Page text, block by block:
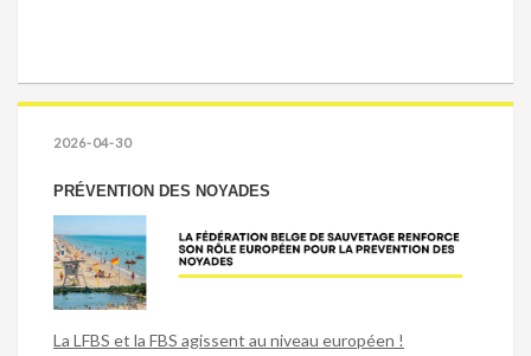
2026-04-30
PRÉVENTION DES NOYADES
La LFBS et la FBS agissent au niveau européen !